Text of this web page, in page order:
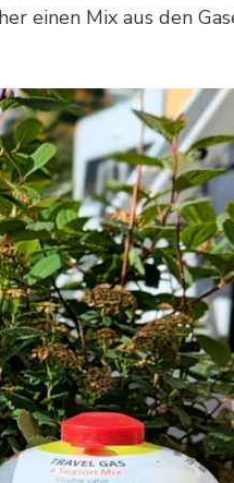
einen Mix aus den